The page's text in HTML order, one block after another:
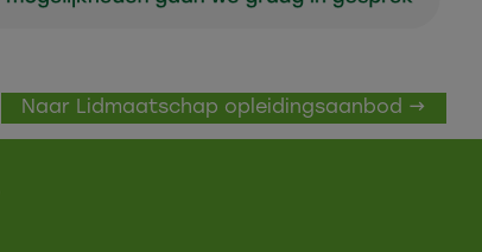
Naar Lidmaatschap opleidingsaanbod →